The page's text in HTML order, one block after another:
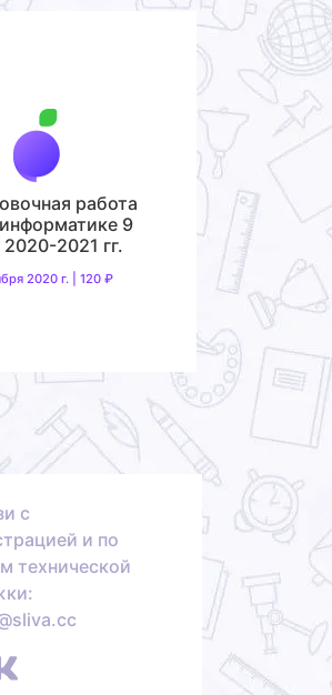
работа
9
2020-2021 гг.
2020 г. | 120 ₽
с
и по
технической